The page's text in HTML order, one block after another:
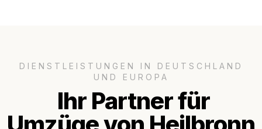
DIENSTLEISTUNGEN IN DEUTSCHLAND
UND EUROPA
Ihr Partner für